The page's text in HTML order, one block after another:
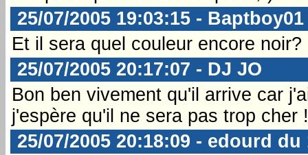
25/07/2005 19:03:15 - Baptboy01
Et il sera quel couleur encore noir?
25/07/2005 20:17:07 - DJ JO
Bon ben vivement qu'il arrive car
j'espère qu'il ne sera pas trop cher !
25/07/2005 20:18:09 - edourd du